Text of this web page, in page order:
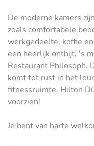
De moderne kamers
zoals comfortabele
werkgedeelte, koffie
een heerlijk ontbijt, 's
Restaurant Philosoph.
komt tot rust in het
fitnessruimte. Hilton
voorzien!
Je bent van harte